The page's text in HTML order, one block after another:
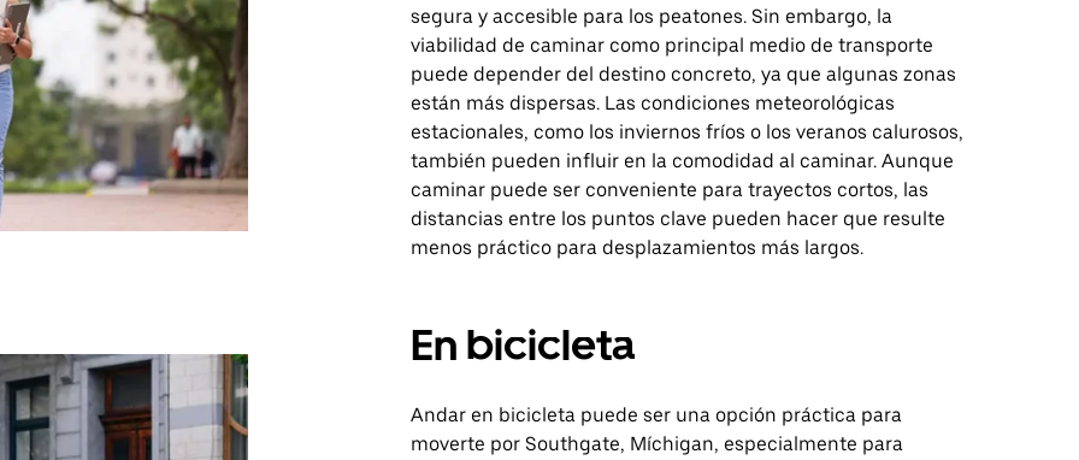
segura y accesible para los peatones. Sin embargo, la
viabilidad de caminar como principal medio de transporte
puede depender del destino concreto, ya que algunas zonas
están más dispersas. Las condiciones meteorológicas
estacionales, como los inviernos fríos o los veranos calurosos,
también pueden influir en la comodidad al caminar. Aunque
caminar puede ser conveniente para trayectos cortos, las
distancias entre los puntos clave pueden hacer que resulte
menos práctico para desplazamientos más largos.
En bicicleta
Andar en bicicleta puede ser una opción práctica para
moverte por Southgate, Míchigan, especialmente para